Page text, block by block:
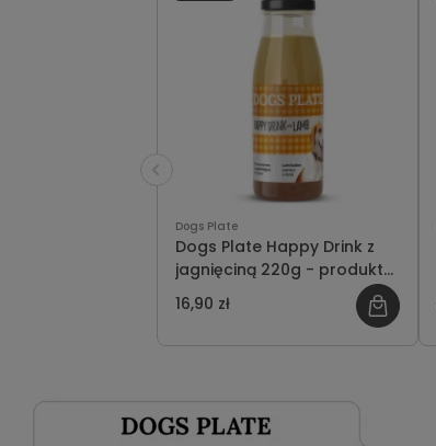
Dogs Plate
Dogs Plate Happy Drink z
jagnięciną 220g - produkt
limitowany
16,90 zł